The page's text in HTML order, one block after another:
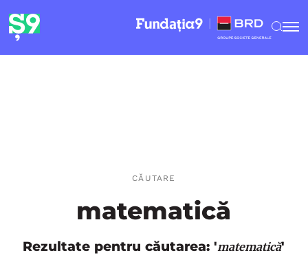
CĂUTARE
matematică
Rezultate pentru căutarea: 'matematică'